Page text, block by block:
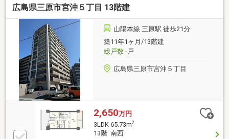
広島県三原市宮沖５丁目 13階建
山陽本線 三原駅 徒歩21分
築11年1ヶ月/13階建
総戸数-戸
広島県三原市宮沖５丁目
2,650万円
3LDK 65.73m2
13階 南西